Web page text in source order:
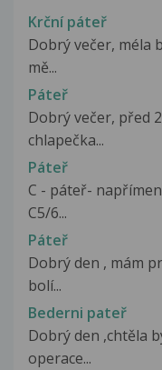
Krční páteř
Dobrý večer, méla
mě...
Páteř
Dobrý večer, před
chlapečka...
Páteř
C - páteř-
C5/6...
Páteř
Dobrý den , mám
bolí...
Bederni pateř
Dobrý den ,chtěla
operace...